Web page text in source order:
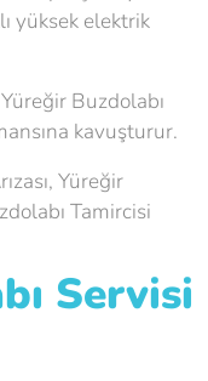
yüksek elektrik
Buzdolabı
kavuşturur.
Yüreğir
Tamircisi
Servisi